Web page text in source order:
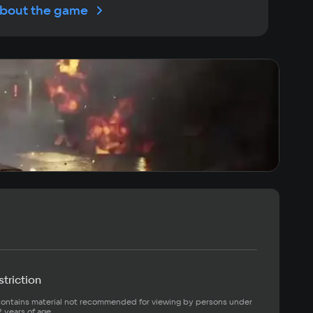
жанра.
the game
material not recommended for viewing by persons under